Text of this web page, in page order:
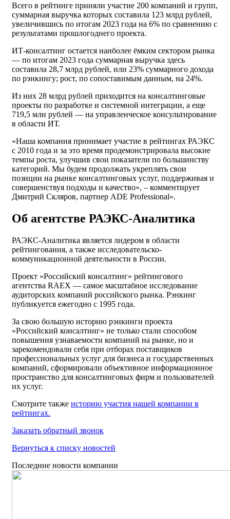
Всего в рейтинге приняли участие 200 компаний и групп,
суммарная выручка которых составила 123 млрд рублей,
увеличившись по итогам 2023 года на 6% по сравнению с
результатами прошлогоднего проекта.
ИТ-консалтинг остается наиболее ёмким сектором рынка
— по итогам 2023 года суммарная выручка здесь
составила 28,7 млрд рублей, или 23% суммарного дохода
по рэнкингу; рост, по сопоставимым данным, на 24%.
Из них 28 млрд рублей приходится на консалтинговые
проекты по разработке и системной интеграции, а еще
719,5 млн рублей — на управленческое консультирование
в области ИТ.
«Наша компания принимает участие в рейтингах РАЭКС
с 2010 года и за это время продемонстрировала высокие
темпы роста, улучшив свои показатели по большинству
категорий. Мы будем продолжать укреплять свои
позиции на рынке консалтинговых услуг, поддерживая и
совершенствуя подходы и качество», – комментирует
Дмитрий Скляров, партнер ADE Professional».
Об агентстве РАЭКС-Аналитика
РАЭКС-Аналитика является лидером в области
рейтингования, а также исследовательско-
коммуникационной деятельности в России.
Проект «Российский консалтинг» рейтингового
агентства RAEX — самое масштабное исследование
аудиторских компаний российского рынка. Рэнкинг
публикуется ежегодно с 1995 года.
За свою большую историю рэнкинги проекта
«Российский консалтинг» не только стали способом
повышения узнаваемости компаний на рынке, но и
зарекомендовали себя при отборах поставщиков
профессиональных услуг для бизнеса и государственных
компаний, сформировали объективное информационное
пространство для консалтинговых фирм и пользователей
их услуг.
Смотрите также историю участия нашей компании в
рейтингах.
Заказать обратный звонок
Вернуться к списку новостей
Последние новости компании